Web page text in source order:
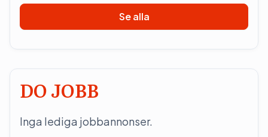
Se alla
DO JOBB
Inga lediga jobbannonser.